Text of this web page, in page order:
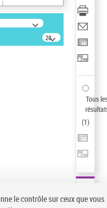
20
résultats/page
Tous
(1)
le contrôle sur ceux que vous